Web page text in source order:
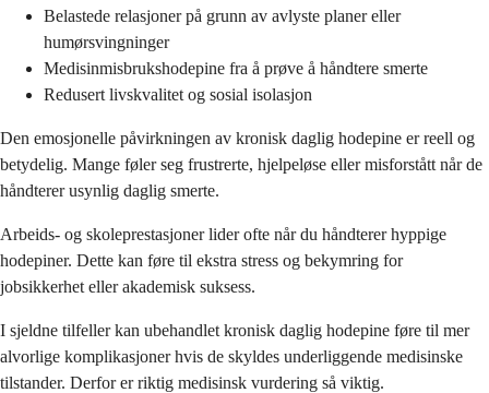
Belastede relasjoner på grunn av avlyste planer eller
humørsvingninger
Medisinmisbrukshodepine fra å prøve å håndtere smerte
Redusert livskvalitet og sosial isolasjon
Den emosjonelle påvirkningen av kronisk daglig hodepine er reell og
betydelig. Mange føler seg frustrerte, hjelpeløse eller misforstått når de
håndterer usynlig daglig smerte.
Arbeids- og skoleprestasjoner lider ofte når du håndterer hyppige
hodepiner. Dette kan føre til ekstra stress og bekymring for
jobsikkerhet eller akademisk suksess.
I sjeldne tilfeller kan ubehandlet kronisk daglig hodepine føre til mer
alvorlige komplikasjoner hvis de skyldes underliggende medisinske
tilstander. Derfor er riktig medisinsk vurdering så viktig.